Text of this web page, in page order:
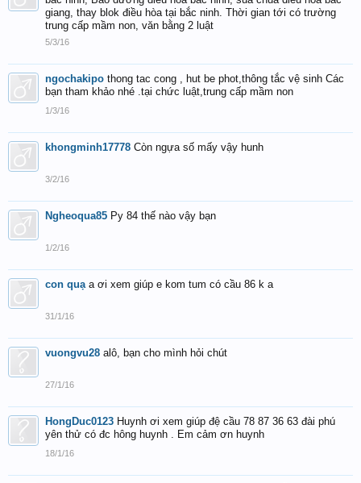
giang, thay blok điều hòa tại bắc ninh. Thời gian tới có trường
trung cấp mầm non, văn bằng 2 luật
5/3/16
ngochakipo thong tac cong , hut be phot,thông tắc vệ sinh Các
bạn tham khảo nhé .tại chức luật,trung cấp mầm non
1/3/16
khongminh17778 Còn ngựa số mấy vậy hunh
3/2/16
Ngheoqua85 Py 84 thế nào vậy bạn
1/2/16
con quạ a ơi xem giúp e kom tum có cầu 86 k a
31/1/16
vuongvu28 alô, bạn cho mình hỏi chút
27/1/16
HongDuc0123 Huynh ơi xem giúp đệ cầu 78 87 36 63 đài phú
yên thử có đc hông huynh . Em cảm ơn huynh
18/1/16